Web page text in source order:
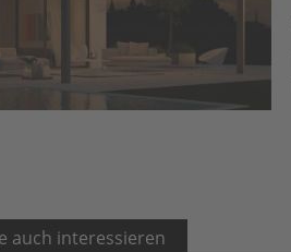
auch interessieren